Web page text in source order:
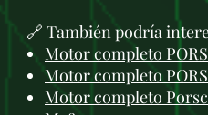
🔗 También podría
Motor completo
Motor completo
Motor completo